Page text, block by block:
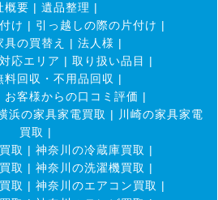
概要 | 遺品整理 |
け | 引っ越しの際の片付け |
具の買替え | 法人様 |
対応エリア | 取り扱い品目
|
料回収・不用品回収 |
お客様からの口コミ評価 |
浜の家具家電買取 |
川崎の家具家電
買取 |
取 | 神奈川の冷蔵庫買取 |
取 | 神奈川の洗濯機買取 |
取 | 神奈川のエアコン買取 |